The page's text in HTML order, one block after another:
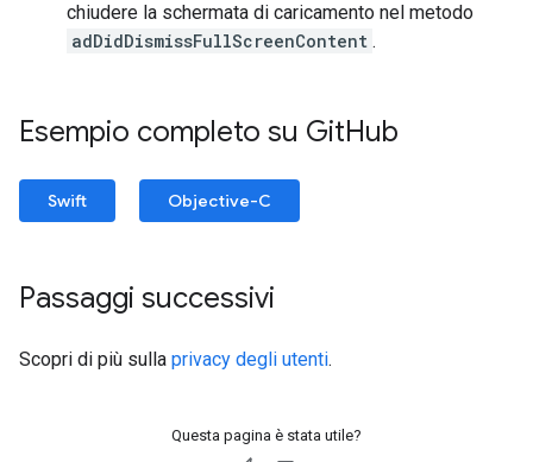
chiudere la schermata di caricamento nel metodo
adDidDismissFullScreenContent .
Esempio completo su GitHub
Swift Objective-C
Passaggi successivi
Scopri di più sulla privacy degli utenti.
Questa pagina è stata utile?